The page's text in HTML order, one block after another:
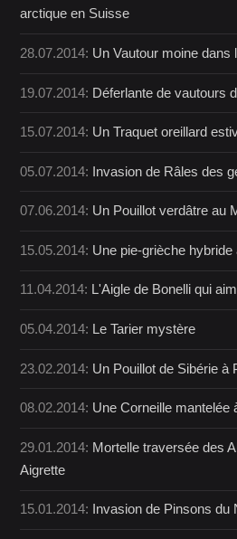
arctique en Suisse
28.07.2014: Un Vautour moine dans
19.07.2014: Déferlante de vautours
15.07.2014: Un Traquet oreillard
05.07.2014: Invasion de Râles des
07.06.2014: Un Pouillot verdâtre au
15.05.2014: Une pie-grièche
11.04.2014: L'Aigle de Bonelli qui
05.04.2014: Le Tarier mystère
23.02.2014: Un Pouillot de Sibérie à
08.02.2014: Une Corneille mantelée
29.01.2014: Mortelle traversée des
Aigrette
15.01.2014: Invasion de Pinsons du